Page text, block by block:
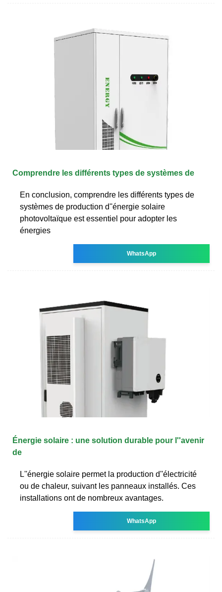
Comprendre les différents types de systèmes de
En conclusion, comprendre les différents types de
systèmes de production d''énergie solaire
photovoltaïque est essentiel pour adopter les
énergies
WhatsApp
Énergie solaire : une solution durable pour l''avenir
de
L''énergie solaire permet la production d''électricité
ou de chaleur, suivant les panneaux installés. Ces
installations ont de nombreux avantages.
WhatsApp